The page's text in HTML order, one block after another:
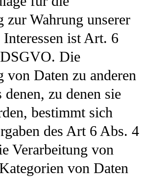
zur Wahrung unserer
ist Art. 6
Die
von Daten zu anderen
zu denen sie
bestimmt sich
des Art 6 Abs. 4
Verarbeitung von
von Daten